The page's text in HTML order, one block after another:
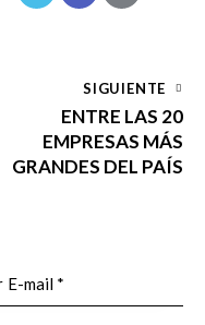
SIGUIENTE
ENTRE LAS 20
EMPRESAS MÁS
GRANDES DEL PAÍS